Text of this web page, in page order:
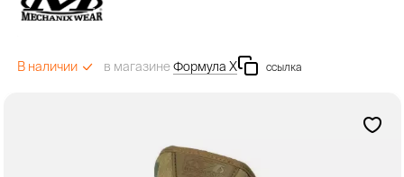
В наличии в магазинеФормула Х ссылка